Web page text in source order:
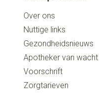
Over ons
Nuttige links
Gezondheidsnieuws
Apotheker van wacht
Voorschrift
Zorgtarieven